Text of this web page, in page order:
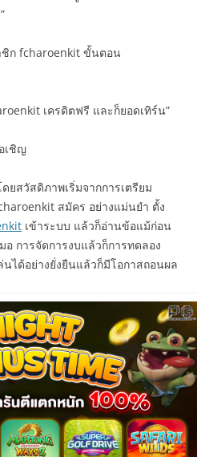
ชิก fcharoenkit ขั้นตอน
เครดิตฟรี และก็ยอดเทิร์น”
เชิญ
ยสวัสดิภาพเริ่มจากการเตรียม
สมัคร อย่างแม่นยำ ตั้ง
เข้าระบบ แล้วก็อ่านข้อแม้ก่อน
การจัดการงบแล้วก็การทดลอง
ได้อย่างยั่งยืนแล้วก็มีโอกาสถอนผล